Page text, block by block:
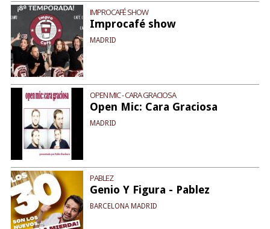
IMPROCAFÉ SHOW
Improcafé show
MADRID
OPEN MIC - CARA GRACIOSA
Open Mic: Cara Graciosa
MADRID
PABLEZ
Genio Y Figura - Pablez
BARCELONA MADRID